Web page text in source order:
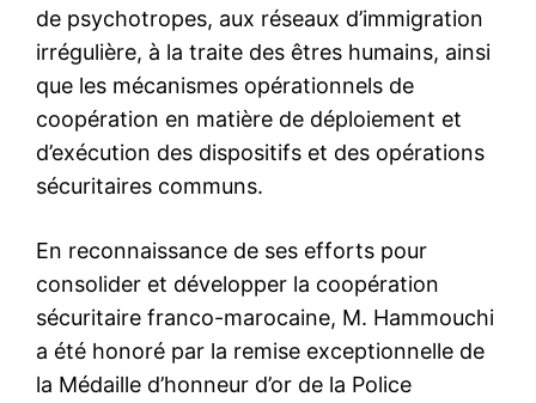
de psychotropes, aux réseaux d’immigration
irrégulière, à la traite des êtres humains, ainsi
que les mécanismes opérationnels de
coopération en matière de déploiement et
d’exécution des dispositifs et des opérations
sécuritaires communs.
En reconnaissance de ses efforts pour
consolider et développer la coopération
sécuritaire franco-marocaine, M. Hammouchi
a été honoré par la remise exceptionnelle de
la Médaille d’honneur d’or de la Police